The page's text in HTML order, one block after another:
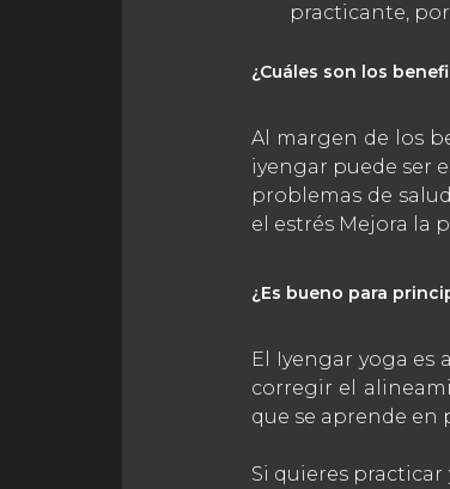
practicante,
¿Cuáles son los
Al margen de los
iyengar puede ser
problemas de
el estrés Mejora la
¿Es bueno para
El Iyengar yoga es
corregir el
que se aprende en
Si quieres